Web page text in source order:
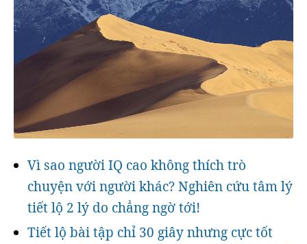
Vì sao người IQ cao không thích trò
chuyện với người khác? Nghiên cứu tâm lý
tiết lộ 2 lý do chẳng ngờ tới!
Tiết lộ bài tập chỉ 30 giây nhưng cực tốt